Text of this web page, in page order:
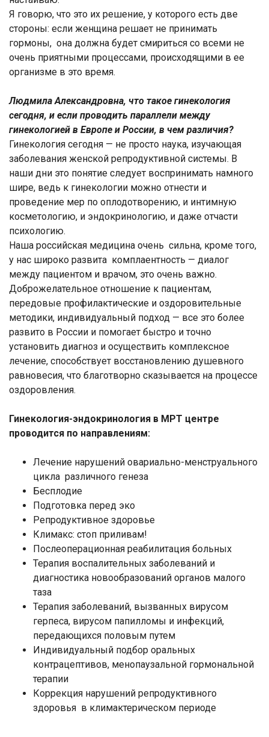
Я говорю, что это их решение, у которого есть две
стороны: если женщина решает не принимать
гормоны, она должна будет смириться со всеми не
очень приятными процессами, происходящими в ее
организме в это время.
Людмила Александровна, что такое гинекология
сегодня, и если проводить параллели между
гинекологией в Европе и России, в чем различия?
Гинекология сегодня — не просто наука, изучающая
заболевания женской репродуктивной системы. В
наши дни это понятие следует воспринимать намного
шире, ведь к гинекологии можно отнести и
проведение мер по оплодотворению, и интимную
косметологию, и эндокринологию, и даже отчасти
психологию.
Наша российская медицина очень сильна, кроме того,
у нас широко развита комплаентность — диалог
между пациентом и врачом, это очень важно.
Доброжелательное отношение к пациентам,
передовые профилактические и оздоровительные
методики, индивидуальный подход — все это более
развито в России и помогает быстро и точно
установить диагноз и осуществить комплексное
лечение, способствует восстановлению душевного
равновесия, что благотворно сказывается на процессе
оздоровления.
Гинекология-эндокринология в МРТ центре
проводится по направлениям:
Лечение нарушений овариально-менструального
цикла различного генеза
Бесплодие
Подготовка перед эко
Репродуктивное здоровье
Климакс: стоп приливам!
Послеоперационная реабилитация больных
Терапия воспалительных заболеваний и
диагностика новообразований органов малого
таза
Терапия заболеваний, вызванных вирусом
герпеса, вирусом папилломы и инфекций,
передающихся половым путем
Индивидуальный подбор оральных
контрацептивов, менопаузальной гормональной
терапии
Коррекция нарушений репродуктивного
здоровья в климактерическом периоде